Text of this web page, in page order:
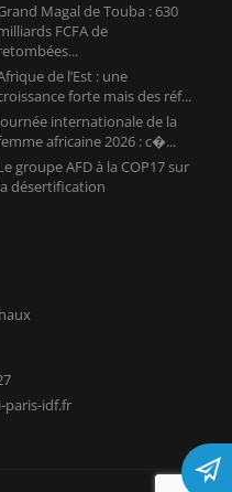
Magal de Touba : 630
FCFA de
de l’Est : une
forte mais des réf...
internationale de la
africaine 2026 : c�...
groupe AFD à la COP17 sur
désertification
paris-idf.fr